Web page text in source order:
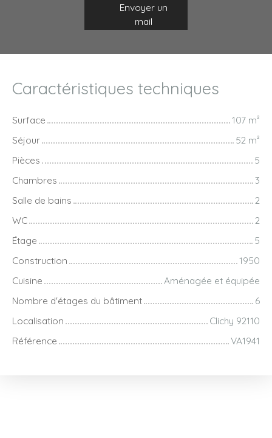
Envoyer un
mail
Caractéristiques techniques
Surface 107 m²
Séjour
52 m²
Pièces
5
Chambres
3
Salle de bains
2
WC
2
Étage
5
Construction
1950
Cuisine
Aménagée et équipée
Nombre d'étages du bâtiment
6
Localisation
Clichy 92110
Référence
VA1941